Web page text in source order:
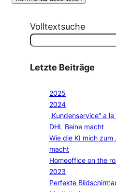
Volltextsuche
Letzte Beiträge
2025
2024
„Kundenservice“ a
DHL Beine macht
Wie die KI mich zum
macht
Homeoffice on the
2023
Perfekte